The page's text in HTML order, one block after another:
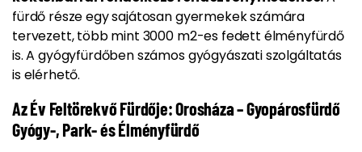
fürdő része egy sajátosan gyermekek számára
tervezett, több mint 3000 m2-es fedett élményfürdő
is. A gyógyfürdőben számos gyógyászati szolgáltatás
is elérhető.
Az Év Feltörekvő Fürdője: Orosháza – Gyopárosfürdő
Gyógy-, Park- és Élményfürdő